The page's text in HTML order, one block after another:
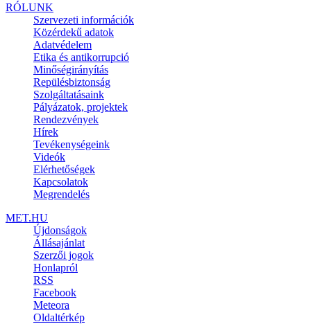
RÓLUNK
Szervezeti információk
Közérdekű adatok
Adatvédelem
Etika és antikorrupció
Minőségirányítás
Repülésbiztonság
Szolgáltatásaink
Pályázatok, projektek
Rendezvények
Hírek
Tevékenységeink
Videók
Elérhetőségek
Kapcsolatok
Megrendelés
MET.HU
Újdonságok
Állásajánlat
Szerzői jogok
Honlapról
RSS
Facebook
Meteora
Oldaltérkép